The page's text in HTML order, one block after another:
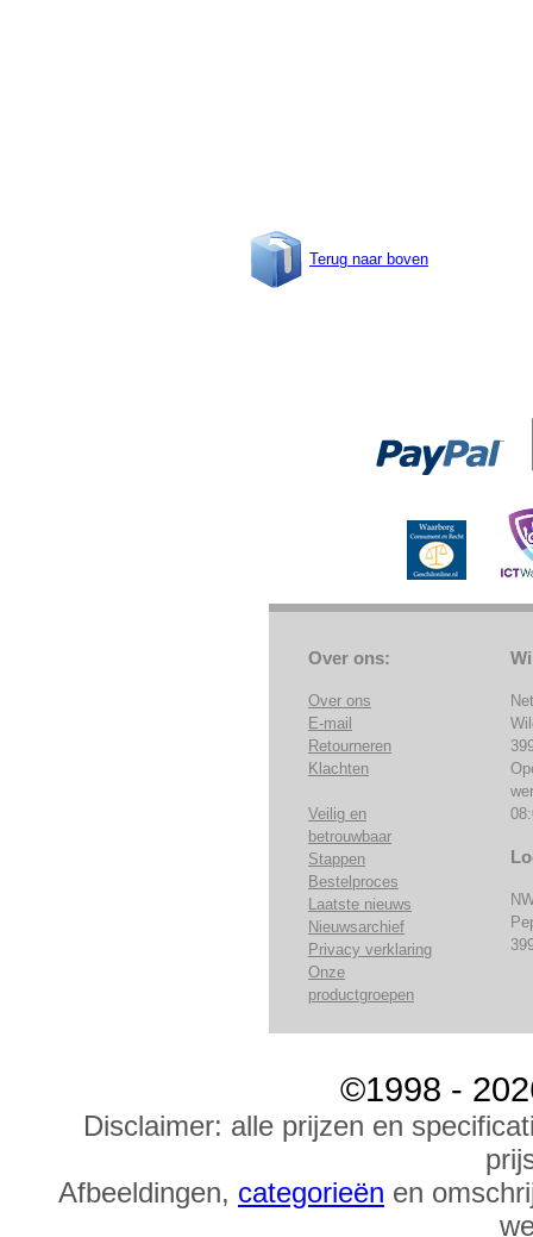
Terug naar boven
Over ons:
Over ons
E-mail
Retourneren
Klachten
Veilig en
betrouwbaar
Stappen
Bestelproces
Laatste nieuws
Nieuwsarchief
Privacy verklaring
Onze
productgroepen
©1998 -
Disclaimer: alle prijzen en
Afbeeldingen, categorieën en